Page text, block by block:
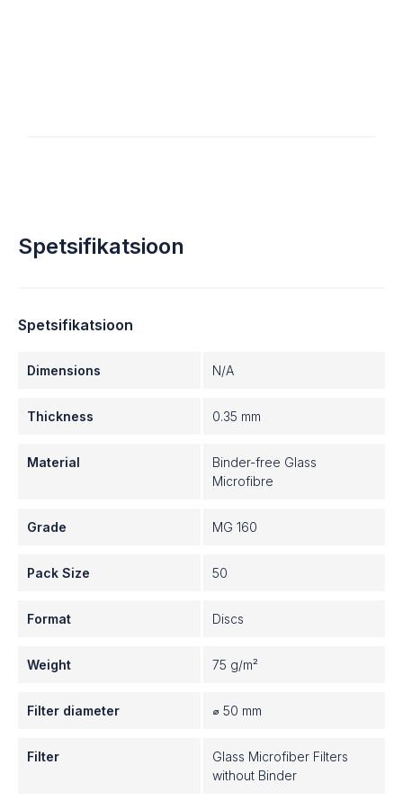
Spetsifikatsioon
Spetsifikatsioon
Dimensions N/A
Thickness 0.35 mm
Material
Binder-free Glass
Microfibre
Grade MG 160
Pack Size 50
Format Discs
Weight 75 g/m²
Filter diameter ⌀ 50 mm
Filter
Glass Microfiber Filters
without Binder